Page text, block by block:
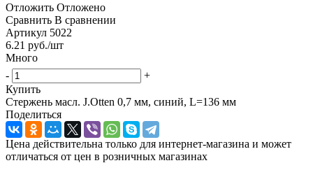
Отложить Отложено
Сравнить В сравнении
Артикул 5022
6.21 руб./шт
Много
-
+
Купить
Стержень масл. J.Otten 0,7 мм, синий, L=136 мм
Поделиться
Цена действительна только для интернет-магазина и может
отличаться от цен в розничных магазинах